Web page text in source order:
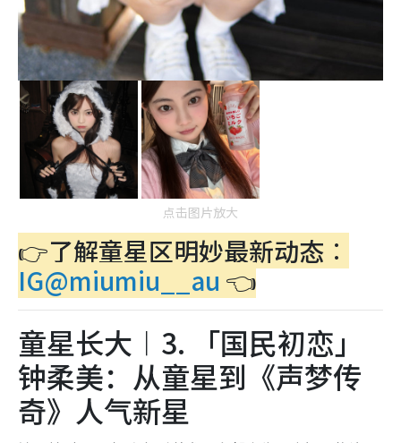
点击图片放大
👉了解童星区明妙最新动态︰
IG@miumiu__au 👈
童星长大︱3. 「国民初恋」
钟柔美：从童星到《声梦传
奇》人气新星